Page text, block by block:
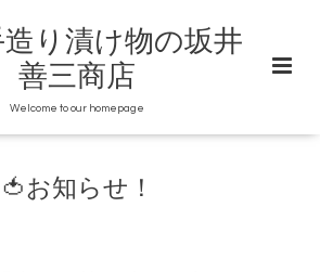
造り漬け物の坂井
善三商店
Welcome to our homepage
🍅お知らせ！